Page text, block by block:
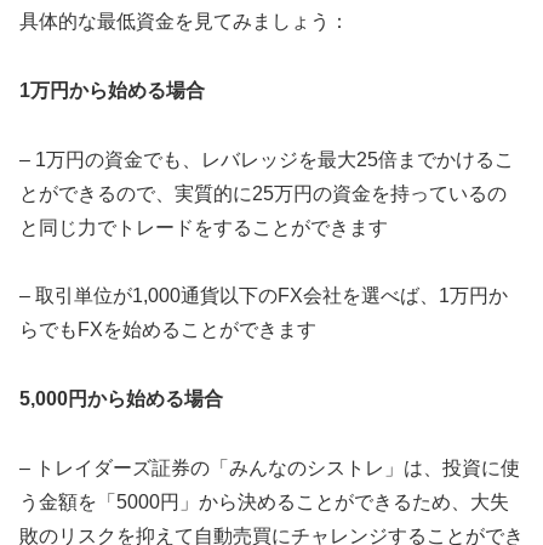
具体的な最低資金を見てみましょう：
1万円から始める場合
– 1万円の資金でも、レバレッジを最大25倍までかけるこ
とができるので、実質的に25万円の資金を持っているの
と同じ力でトレードをすることができます
– 取引単位が1,000通貨以下のFX会社を選べば、1万円か
らでもFXを始めることができます
5,000円から始める場合
– トレイダーズ証券の「みんなのシストレ」は、投資に使
う金額を「5000円」から決めることができるため、大失
敗のリスクを抑えて自動売買にチャレンジすることができ